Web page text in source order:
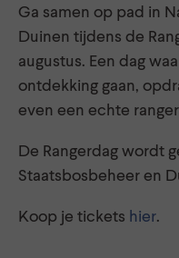
Ga samen op pad in
Duinen tijdens de
augustus. Een dag
ontdekking gaan,
even een echte
De Rangerdag wordt
Staatsbosbeheer en
Koop je tickets hier.